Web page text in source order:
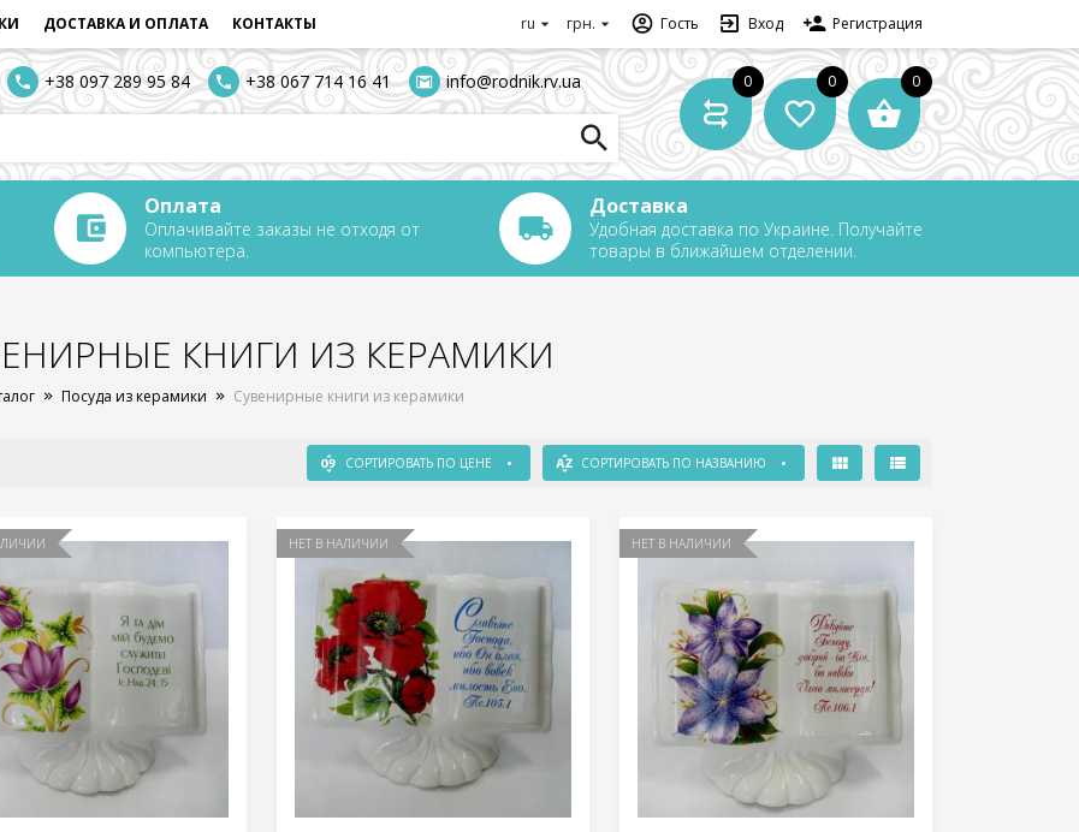
ДОСТАВКА И ОПЛАТА КОНТАКТЫ Гость Вход Регистрация
грн.
ru
+38 097 289 95 84 +38 067 714 16 41 info@rodnik.rv.ua 0 0 0
Оплата
Оплачивайте заказы не отходя от
компьютера.
Доставка
Удобная доставка по Украине. Получайте
товары в ближайшем отделении.
КНИГИ ИЗ КЕРАМИКИ
Посуда из керамики Сувенирные книги из керамики
СОРТИРОВАТЬ ПО НАЗВАНИЮ
СОРТИРОВАТЬ ПО ЦЕНЕ
НЕТ В НАЛИЧИИ НЕТ В НАЛИЧИИ